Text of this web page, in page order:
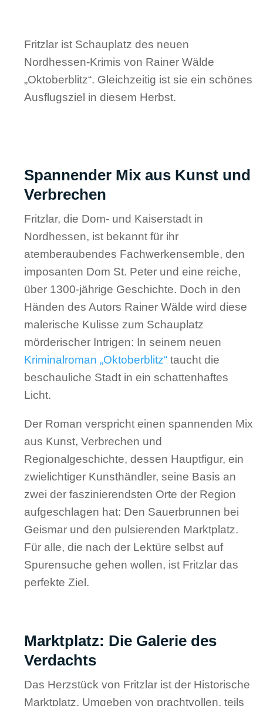
Fritzlar ist Schauplatz des neuen
Nordhessen-Krimis von Rainer Wälde
„Oktoberblitz“. Gleichzeitig ist sie ein schönes
Ausflugsziel in diesem Herbst.
Spannender Mix aus Kunst und
Verbrechen
Fritzlar, die Dom- und Kaiserstadt in
Nordhessen, ist bekannt für ihr
atemberaubendes Fachwerkensemble, den
imposanten Dom St. Peter und eine reiche,
über 1300-jährige Geschichte. Doch in den
Händen des Autors Rainer Wälde wird diese
malerische Kulisse zum Schauplatz
mörderischer Intrigen: In seinem neuen
Kriminalroman „Oktoberblitz“taucht die
beschauliche Stadt in ein schattenhaftes
Licht.
Der Roman verspricht einen spannenden Mix
aus Kunst, Verbrechen und
Regionalgeschichte, dessen Hauptfigur, ein
zwielichtiger Kunsthändler, seine Basis an
zwei der faszinierendsten Orte der Region
aufgeschlagen hat: Den Sauerbrunnen bei
Geismar und den pulsierenden Marktplatz.
Für alle, die nach der Lektüre selbst auf
Spurensuche gehen wollen, ist Fritzlar das
perfekte Ziel.
Marktplatz: Die Galerie des
Verdachts
Das Herzstück von Fritzlar ist der Historische
Marktplatz. Umgeben von prachtvollen, teils